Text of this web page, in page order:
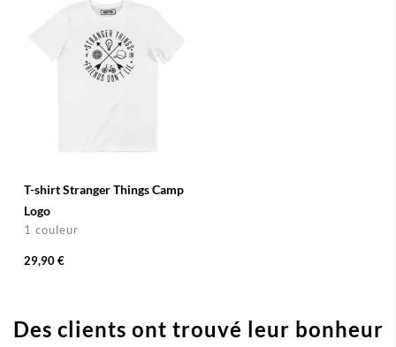
T-shirt Stranger Things Camp
Logo
1 couleur
29,90 €
Des clients ont trouvé leur bonheur